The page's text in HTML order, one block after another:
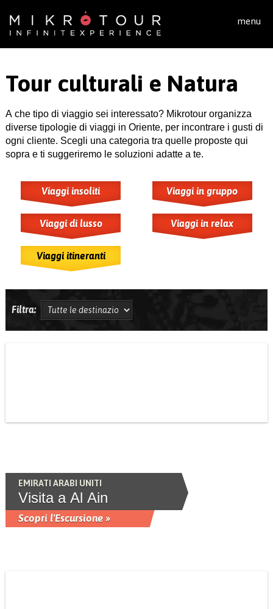
menu
Tour culturali e Natura
A che tipo di viaggio sei interessato? Mikrotour organizza
diverse tipologie di viaggi in Oriente, per incontrare i gusti di
ogni cliente. Scegli una categoria tra quelle proposte qui
sopra e ti suggeriremo le soluzioni adatte a te.
Viaggi insoliti Viaggi in gruppo
Viaggi di lusso Viaggi in relax
Viaggi itineranti
Filtra:
EMIRATI ARABI UNITI
Visita a Al Ain
Scopri l'Escursione »